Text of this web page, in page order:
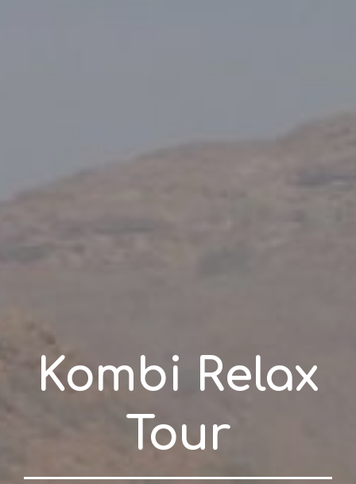
Kombi Relax
Tour